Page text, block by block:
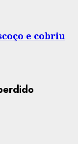
e cobriu